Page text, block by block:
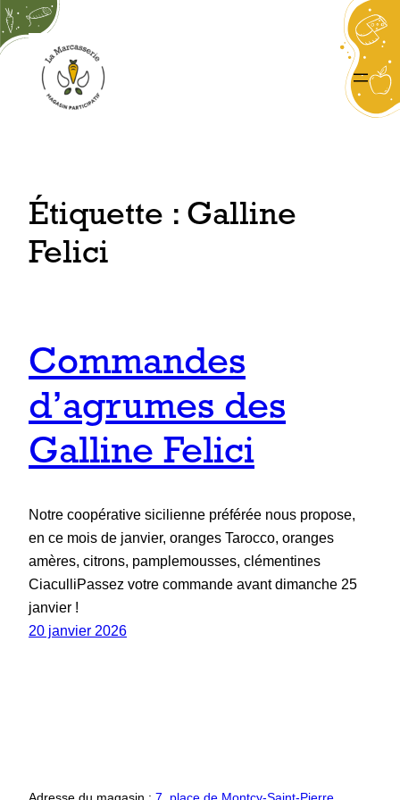
Aller
au
contenu
Étiquette : Galline
Felici
Commandes
d’agrumes des
Galline Felici
Notre coopérative sicilienne préférée nous propose,
en ce mois de janvier, oranges Tarocco, oranges
amères, citrons, pamplemousses, clémentines
CiaculliPassez votre commande avant dimanche 25
janvier !
20 janvier 2026
Adresse du magasin : 7, place de Montcy-Saint-Pierre,